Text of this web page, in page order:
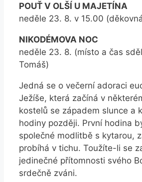
POUŤ V OLŠÍ U MAJETÍNA
neděle 23. 8. v 15.00
NIKODÉMOVA NOC
neděle 23. 8. (místo a čas
Tomáš)
Jedná se o večerní adoraci
Ježíše, která začíná v
kostelů se západem slunce a
hodiny později. První hodina
společné modlitbě s kytarou,
probíhá v tichu. Toužíte-li se
jedinečné přítomnosti svého
srdečně zváni.